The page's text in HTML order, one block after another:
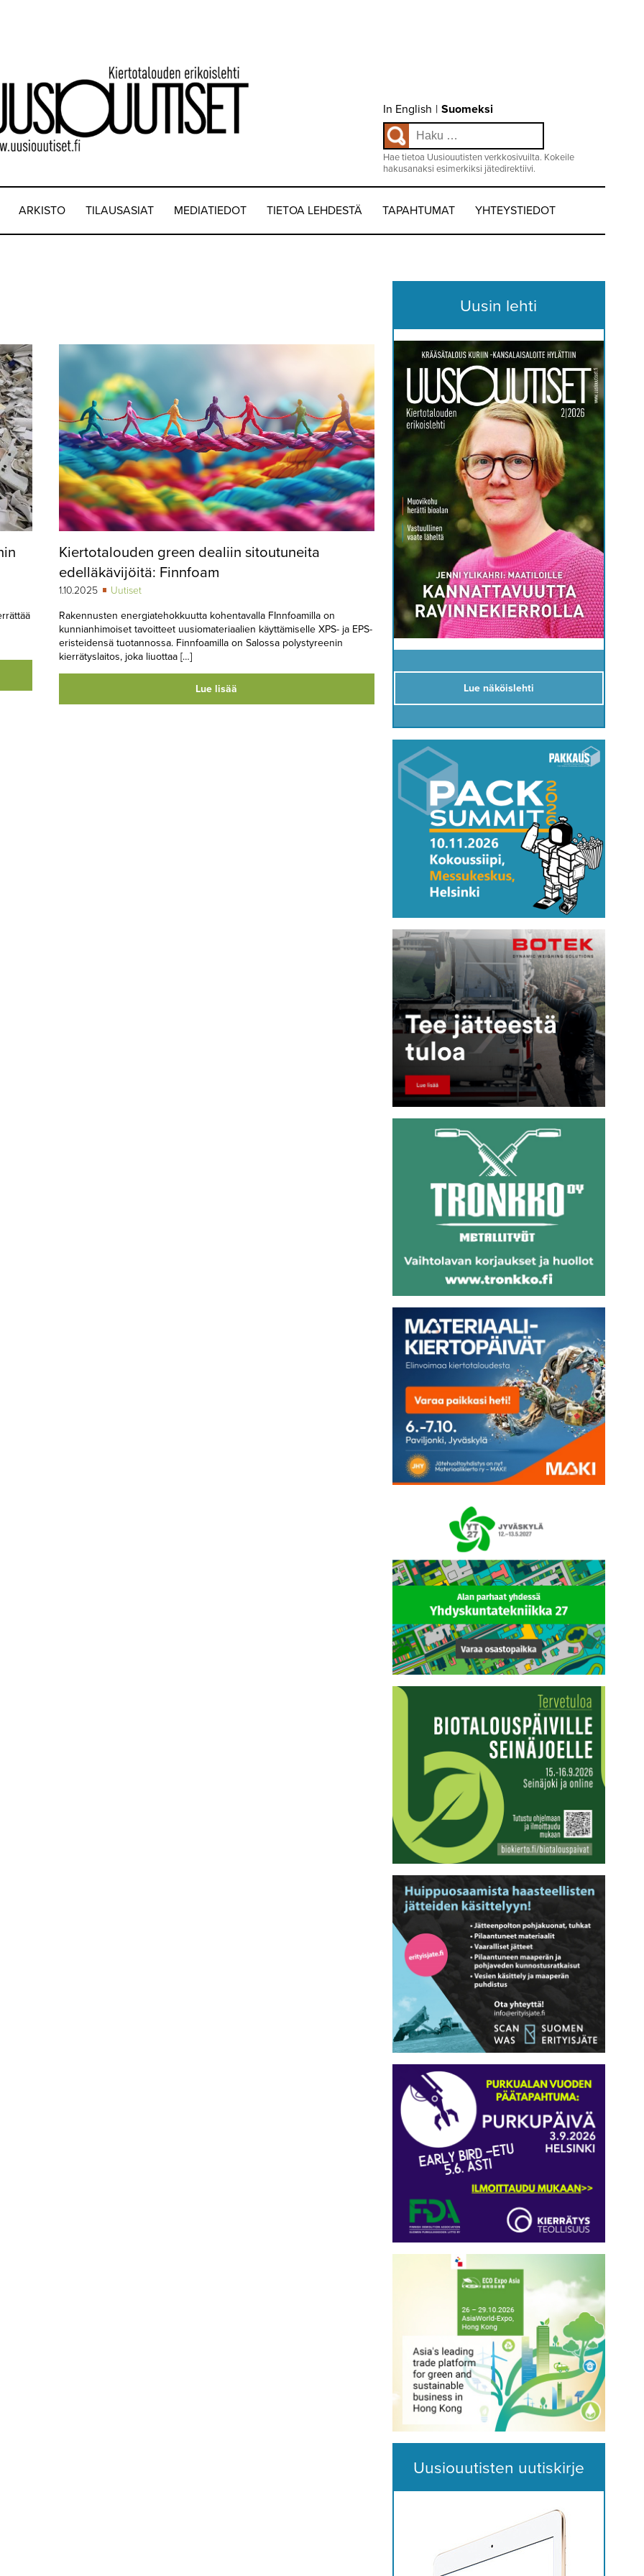
Choose
language
Valitse
kieli:
In English | Suomeksi
Haku:
Hae tietoa Uusiouutisten verkkosivuilta. Kokeile
hakusanaksi esimerkiksi jätedirektiivi.
ARKISTO TILAUSASIAT MEDIATIEDOT TIETOA LEHDESTÄ TAPAHTUMAT YHTEYSTIEDOT
Kiertotalouden green dealiin sitoutuneita
edelläkävijöitä: Finnfoam
1.10.2025 Uutiset
Rakennusten energiatehokkuutta kohentavalla FInnfoamilla on
kunnianhimoiset tavoitteet uusiomateriaalien käyttämiselle XPS- ja EPS-
eristeidensä tuotannossa. Finnfoamilla on Salossa polystyreenin
kierrätyslaitos, joka liuottaa […]
Lue lisää
Uusin lehti
Lue näköislehti
Uusiouutisten uutiskirje